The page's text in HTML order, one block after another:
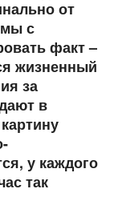
от
мы с
факт –
жизненный
за
в
у каждого
так